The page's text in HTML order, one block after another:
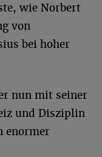
wie Norbert
von
bei hoher
nun mit seiner
und Disziplin
enormer